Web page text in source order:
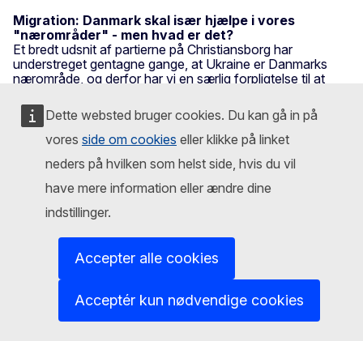
Dette websted bruger cookies. Du kan gå in på
vores side om cookies eller klikke på linket
neders på hvilken som helst side, hvis du vil
have mere information eller ændre dine
indstillinger.
Accepter alle cookies
Acceptér kun nødvendige cookies
Migration: Danmark skal især hjælpe i vores
"nærområder" - men hvad er det?
Et bredt udsnit af partierne på Christiansborg har
understreget gentagne gange, at Ukraine er Danmarks
nærområde, og derfor har vi en særlig forpligtelse til at
Integrationsministeriet kan ikke svare på, hvilke lande der
er Danmarks nærområder, hvilket støttepartierne kritiserer,
skriver Berlingske. I en mail skriver ministeriet:
"Udlændinge- og Integrationsministeriet kan oplyse, at
ministeriet ikke har en fast definition af, hvad der er et
nærområde til Danmark." "Regeringen bygger hele deres
argumentation på noget, som de ikke kan definere. Det er
useriøst. Derfor undrer det mig, at de ikke har lavet en fast
definition af et nærområde," siger Enhedslistens
udlændingeordfører, Rosa Lund. De Radikales
udlændingeordfører, Kathrine Olldag, mener, at regeringen
"skylder et svar" på, hvad der udgør Danmarks
nærområder. "Det er ikke objektivt, og det er helt tilfældigt
og fuldstændig arbitrært, hvem der er inde og ude af den
klub," siger hun. Fra regeringspartiets udlændingeordfører,
Rasmus Stoklund, lyder det: "Hvis jeg skal komme med et